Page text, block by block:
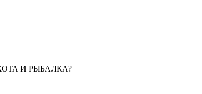
ОХОТА И РЫБАЛКА?